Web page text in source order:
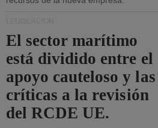
El sector marítimo
está dividido entre el
apoyo cauteloso y las
críticas a la revisión
del RCDE UE.